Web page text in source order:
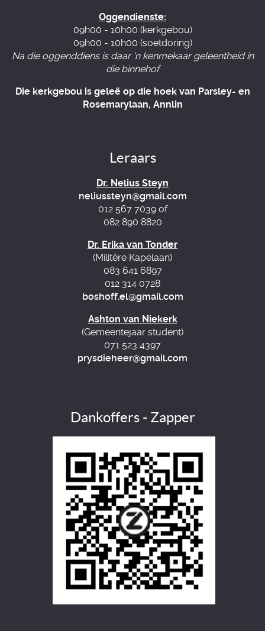
Oggendienste:
09h00 - 10h00 (kerkgebou)
09h00 - 10h00 (soetdoring)
Na die oggenddiens is daar 'n kenmekaar geleentheid in
die binnehof
Die kerkgebou is geleë op die hoek van Parsley- en
Rosemarylaan, Annlin
Leraars
Dr. Nelius Steyn
neliussteyn@gmail.com
012 567 7039 of
082 890 8820
Dr. Erika van Tonder
(Militêre Kapelaan)
083 641 6897
012 314 0728
boshoff.el@gmail.com
Ashton van Niekerk
(Gemeentejaar student)
071 523 4397
prysdieheer@gmail.com
Dankoffers - Zapper